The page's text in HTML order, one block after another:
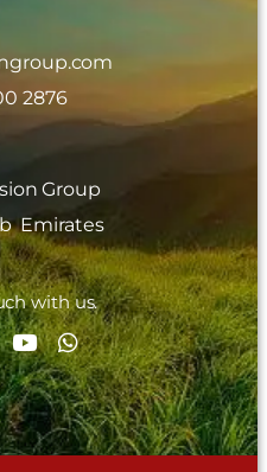
2876
Group
Emirates
with us.